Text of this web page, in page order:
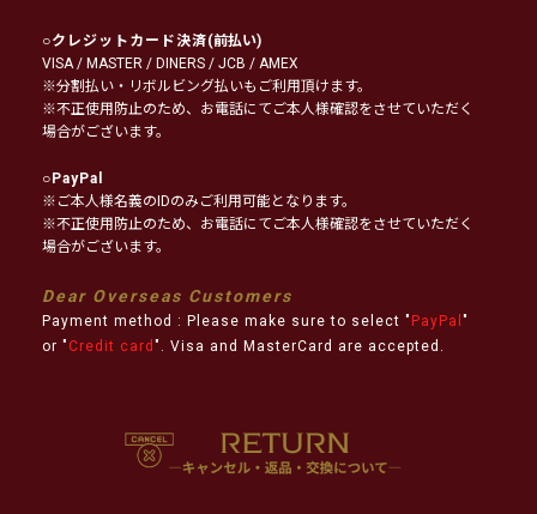
○クレジットカード決済(前払い)
VISA / MASTER / DINERS / JCB / AMEX
※分割払い・リボルビング払いもご利用頂けます。
※不正使用防止のため、お電話にてご本人様確認をさせていただく
場合がございます。
○PayPal
※ご本人様名義のIDのみご利用可能となります。
※不正使用防止のため、お電話にてご本人様確認をさせていただく
場合がございます。
Dear Overseas Customers
Payment method : Please make sure to select " PayPal "
or " Credit card ". Visa and MasterCard are accepted.